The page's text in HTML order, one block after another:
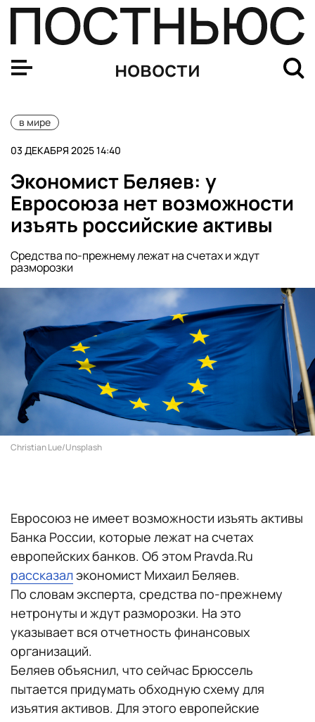
новости
в мире
03 ДЕКАБРЯ 2025 14:40
Экономист Беляев: у
Евросоюза нет возможности
изъять российские активы
Средства по-прежнему лежат на счетах и ждут
разморозки
Christian Lue/Unsplash
Евросоюз не имеет возможности изъять активы
Банка России, которые лежат на счетах
европейских банков. Об этом Pravda.Ru
рассказалэкономист Михаил Беляев.
По словам эксперта, средства по-прежнему
нетронуты и ждут разморозки. На это
указывает вся отчетность финансовых
организаций.
Беляев объяснил, что сейчас Брюссель
пытается придумать обходную схему для
изъятия активов. Для этого европейские
Telegraph: президентство Зеленского висит на волоске